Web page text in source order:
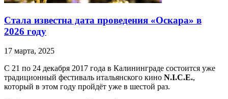
Стала известна дата проведения «Оскара» в
2026 году
17 марта, 2025
С 21 по 24 декабря 2017 года в Калининграде состоится уже
традиционный фестиваль итальянского кино N.I.C.E.,
который в этом году пройдёт уже в шестой раз.